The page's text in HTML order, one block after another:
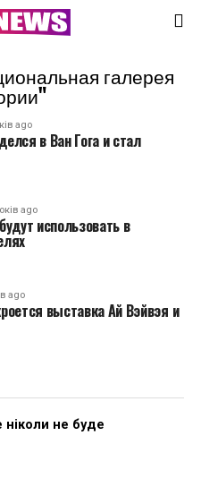
галерея
ago
в Ван Гога и стал
ago
использовать в
ago
выставка Ай Вэйвэя и
ніколи не буде